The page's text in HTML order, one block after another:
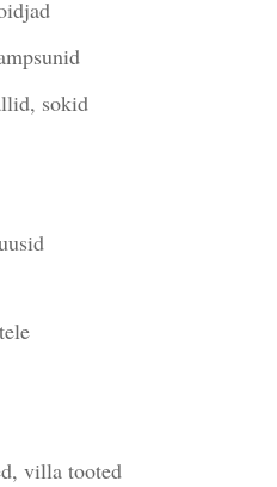
sokid
villa tooted